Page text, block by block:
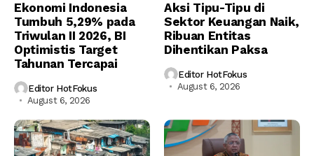
Ekonomi Indonesia
Tumbuh 5,29% pada
Triwulan II 2026, BI
Optimistis Target
Tahunan Tercapai
Editor HotFokus
August 6, 2026
Aksi Tipu-Tipu di
Sektor Keuangan Naik,
Ribuan Entitas
Dihentikan Paksa
Editor HotFokus
August 6, 2026